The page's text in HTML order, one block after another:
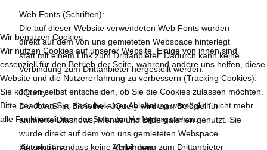
Web Fonts (Schriften):
Die auf dieser Website verwendeten Web Fonts wurden
direkt auf dem von uns gemieteten Webspace hinterlegt
statt mit einem Link zum Drittanbieter. Dadurch kann keine
Verbindung zum Drittanbieter hergestellt werden.
JQuery:
Die JavaSript-Bibliothek JQuery wird zum Beispiel für
animierte Diashows, Menüs und Bildergalerien genutzt. Sie
wurde direkt auf dem von uns gemieteten Webspace
hinterlegt, so dass keine Verbindung zum Drittanbieter
Wir benutzen Cookies
Wir nutzen Cookies auf unserer Website. Einige von ihnen sind
essenziell für den Betrieb der Seite, während andere uns helfen, diese
Website und die Nutzererfahrung zu verbessern (Tracking Cookies).
Sie können selbst entscheiden, ob Sie die Cookies zulassen möchten.
Bitte beachten Sie, dass bei einer Ablehnung womöglich nicht mehr
alle Funktionalitäten der Seite zur Verfügung stehen.
Akzeptieren Ablehnen